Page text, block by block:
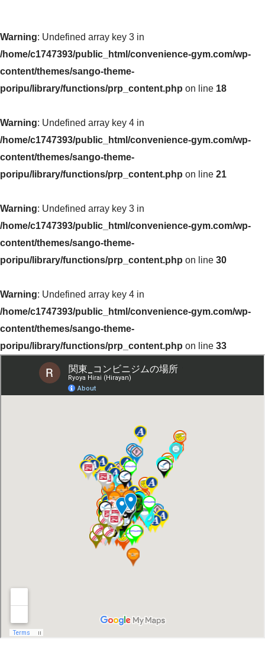
Warning: Undefined array key 3 in
/home/c1747393/public_html/convenience-gym.com/wp-
content/themes/sango-theme-
poripu/library/functions/prp_content.php on line 18
Warning: Undefined array key 4 in
/home/c1747393/public_html/convenience-gym.com/wp-
content/themes/sango-theme-
poripu/library/functions/prp_content.php on line 21
Warning: Undefined array key 3 in
/home/c1747393/public_html/convenience-gym.com/wp-
content/themes/sango-theme-
poripu/library/functions/prp_content.php on line 30
Warning: Undefined array key 4 in
/home/c1747393/public_html/convenience-gym.com/wp-
content/themes/sango-theme-
poripu/library/functions/prp_content.php on line 33